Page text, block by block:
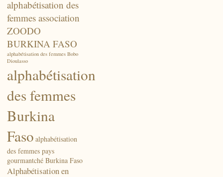
alphabétisation des
femmes association
ZOODO
BURKINA FASO
alphabétisation des femmes Bobo
Dioulasso
alphabétisation
des femmes
Burkina
Faso alphabétisation
des femmes pays
gourmantché Burkina Faso
Alphabétisation en